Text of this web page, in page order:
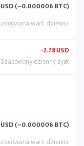
USD (~0.000006 BTC)
-2.78USD
USD (~0.000006 BTC)